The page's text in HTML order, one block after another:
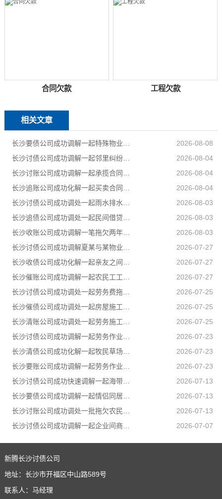
合同欠款 工程欠款
相关文章
长沙要债公司成功调解一起特殊物业纠纷
2026-08-08
长沙讨债公司成功调解一起邻里纠纷，调解当日全部履行到位
2026-08-04
长沙讨账公司成功调解一起承揽合同纠纷案件，以柔性司法方式妥善化解民营企业之间矛盾
2026-08-04
长沙追账公司成功化解一起买卖合同纠纷，双方当事人对案件处理结果均表示认可和满意
2026-08-04
长沙讨债公司成功调处一起雨水排水引发的邻里相邻权纠纷
2026-08-03
长沙追债公司成功调处一起民间借贷纠纷，高效化解当事人矛盾，上门化解小额民间借贷纠纷
2026-08-03
长沙收账公司成功调解一笔拖欠两年的工程款，乙公司与甲公司就300889元工程款纠纷达成分期付款协议
2026-08-03
长沙讨债公司成功调解夏某与某物业公司物业服务合同纠纷
2026-07-27
长沙收债公司成功化解一起亲友之间的民间借贷纠纷，用司法温情弥合裂痕，让濒临破碎的亲情重回温暖轨道
2026-07-27
长沙催账公司成功调解一起农民工工伤赔偿纠纷，承办法官坚持情理法相融，在兼顾企业经营困境的同时，全力保障受伤农民工合法权益
2026-07-27
长沙讨债公司成功调处一起劳务费拖欠纠纷，帮助两名务工群众全额追回拖欠薪资
2026-07-25
长沙催债公司成功调处一起房屋施工遗留安全隐患引发的邻里纠纷，通过法理宣讲、耐心疏导，让邻里矛盾就地化解、邻里温情再度升温
2026-07-25
长沙清账公司成功调处一起劳务施工人身损害赔偿纠纷，原本因误工补偿僵持不下的张某、李某二人，在司法所工作人员耐心疏导、法理释明下，自愿达成一次性赔偿协议，一场劳务矛盾顺利圆满化解
2026-07-25
长沙讨债公司成功调解一起劳务作业引发的人身损害赔偿纠纷，通过耐心细致调解，圆满化解双方矛盾
2026-07-23
长沙清债公司成功化解一起牧民草场边界邻里纠纷，有效避免矛盾升级
2026-07-23
长沙要账公司成功调解一起劳务作业引发的人身损害赔偿纠纷，通过耐心细致调解，圆满化解双方矛盾
2026-07-23
长沙讨债公司成功快速调解一起海带加工产品运输合同纠纷
2026-07-13
长沙要债公司成功调解一起情侣同居期间因感情不和引发的健康权纠纷，有效避免纠纷升级
2026-07-13
长沙讨账公司成功调处一批拖欠农民工工资纠纷，让农民工不打官司就把工资要回来
2026-07-13
长沙讨债公司成功调解一起企业间商事合同纠纷
2026-07-07
新腾长沙讨债公司
地址：长沙市开福区中山路589号
联系人：马经理